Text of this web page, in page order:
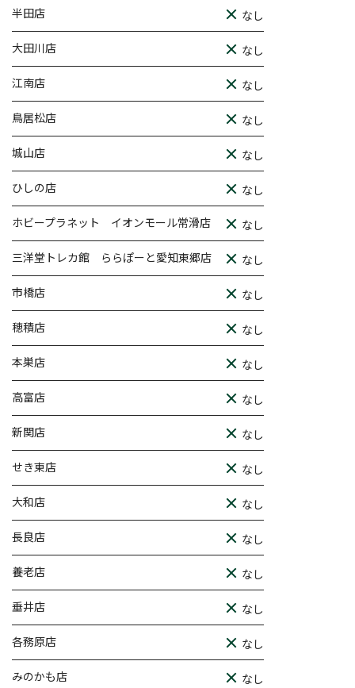
半田店 なし
大田川店 なし
江南店 なし
鳥居松店 なし
城山店 なし
ひしの店 なし
ホビープラネット イオンモール常滑店 なし
三洋堂トレカ館 ららぽーと愛知東郷店 なし
市橋店 なし
穂積店 なし
本巣店 なし
高富店 なし
新関店 なし
せき東店 なし
大和店 なし
長良店 なし
養老店 なし
垂井店 なし
各務原店 なし
みのかも店 なし